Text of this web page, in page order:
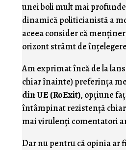
unei boli mult mai
dinamică politicianistă a
aceea consider că
orizont strâmt de
Am exprimat încă de la
chiar înainte) preferinţa
din UE (RoExit), opţiune
întâmpinat rezistenţă
mai virulenţi comentatori
Dar nu pentru că opinia ar